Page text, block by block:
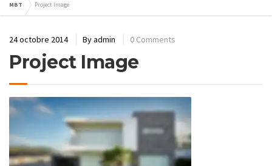
MBT Project Image
24 octobre 2014 Byadmin 0 Comments
Project Image